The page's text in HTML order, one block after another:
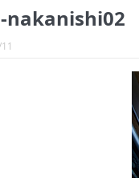
号
号
号
号
号
nakanishi02